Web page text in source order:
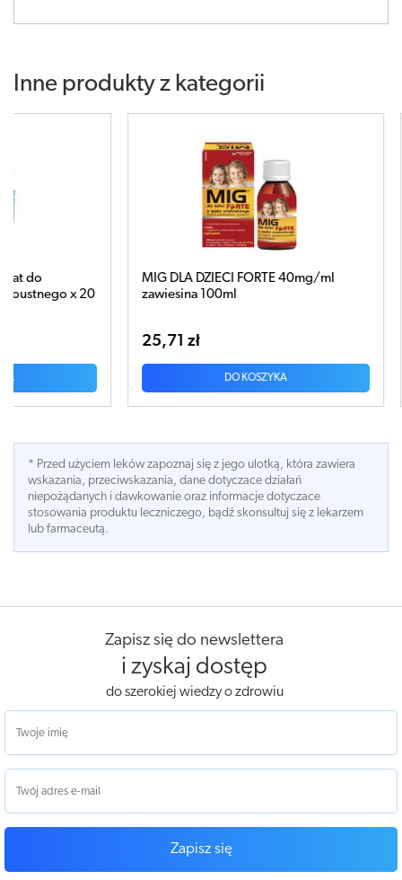
Inne produkty z kategorii
x 20
MIG DLA DZIECI FORTE 40mg/ml
zawiesina 100ml
25,71 zł
DO KOSZYKA
* Przed użyciem leków zapoznaj się z jego ulotką, która zawiera
wskazania, przeciwskazania, dane dotyczace działań
niepożądanych i dawkowanie oraz informacje dotyczace
stosowania produktu leczniczego, bądź skonsultuj się z lekarzem
lub farmaceutą.
Zapisz się do newslettera
i zyskaj dostęp
do szerokiej wiedzy o zdrowiu
Zapisz się